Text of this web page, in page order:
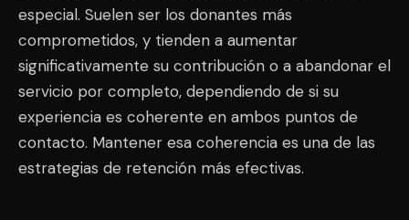
especial. Suelen ser los donantes más
comprometidos, y tienden a aumentar
significativamente su contribución o a abandonar el
servicio por completo, dependiendo de si su
experiencia es coherente en ambos puntos de
contacto. Mantener esa coherencia es una de las
estrategias de retención más efectivas.